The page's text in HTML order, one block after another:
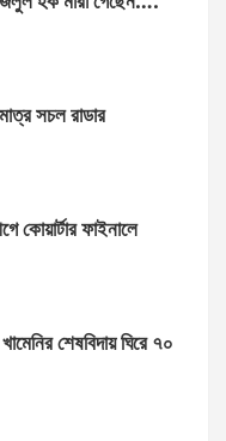
সচল রাডার
কোয়ার্টার ফাইনালে
শেষবিদায় ঘিরে ৭০